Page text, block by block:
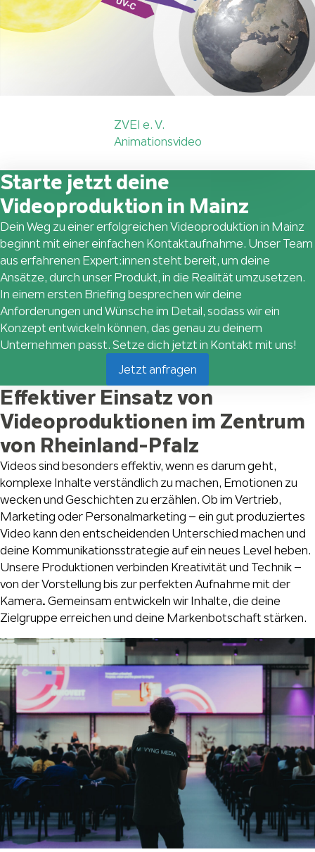
ZVEI e. V.
Animationsvideo
Starte jetzt deine
Videoproduktion in Mainz
Dein Weg zu einer erfolgreichen Videoproduktion in Mainz
beginnt mit einer einfachen Kontaktaufnahme. Unser Team
aus erfahrenen Expert:innen steht bereit, um deine
Ansätze, durch unser Produkt, in die Realität umzusetzen.
In einem ersten Briefing besprechen wir deine
Anforderungen und Wünsche im Detail, sodass wir ein
Konzept entwickeln können, das genau zu deinem
Unternehmen passt. Setze dich jetzt in Kontakt mit uns!
Jetzt anfragen
Effektiver Einsatz von
Videoproduktionen im Zentrum
von Rheinland-Pfalz
Videos sind besonders effektiv, wenn es darum geht,
komplexe Inhalte verständlich zu machen, Emotionen zu
wecken und Geschichten zu erzählen. Ob im Vertrieb,
Marketing oder Personalmarketing – ein gut produziertes
Video kann den entscheidenden Unterschied machen und
deine Kommunikationsstrategie auf ein neues Level heben.
Unsere Produktionen verbinden Kreativität und Technik –
von der Vorstellung bis zur perfekten Aufnahme mit der
Kamera. Gemeinsam entwickeln wir Inhalte, die deine
Zielgruppe erreichen und deine Markenbotschaft stärken.